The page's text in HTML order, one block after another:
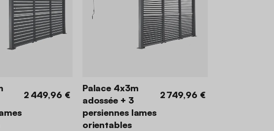
2 449,96 €
Palace 4x3m
adossée + 3
persiennes lames
orientables
2 749,96 €